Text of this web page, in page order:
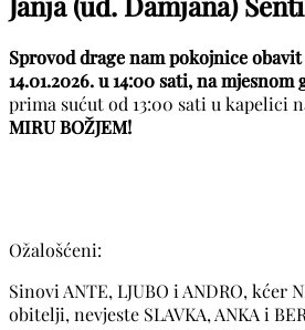
Sprovod drage nam pokojnice obavit
14.01.2026. u 14:00 sati, na mjesnom
prima sućut od 13:00 sati u kapelici
MIRU BOŽJEM!
Ožalošćeni:
Sinovi ANTE, LJUBO i ANDRO, kćer
obitelji, nevjeste SLAVKA, ANKA i